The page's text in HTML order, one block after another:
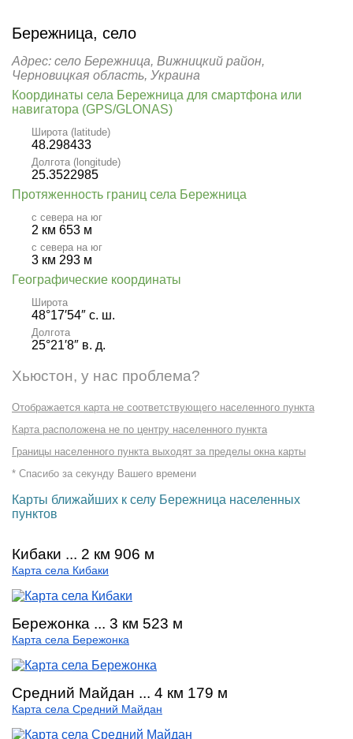
Бережница, село
Адрес: село Бережница, Вижницкий район,
Черновицкая область, Украина
Координаты села Бережница для смартфона или
навигатора (GPS/GLONAS)
Широта (latitude)
48.298433
Долгота (longitude)
25.3522985
Протяженность границ села Бережница
с севера на юг
2 км 653 м
с севера на юг
3 км 293 м
Географические координаты
Широта
48°17′54″ с. ш.
Долгота
25°21′8″ в. д.
Хьюстон, у нас проблема?
Отображается карта не соответствующего населенного пункта
Карта расположена не по центру населенного пункта
Границы населенного пункта выходят за пределы окна карты
* Спасибо за секунду Вашего времени
Карты ближайших к селу Бережница населенных
пунктов
Кибаки ... 2 км 906 м
Карта села Кибаки
Бережонка ... 3 км 523 м
Карта села Бережонка
Средний Майдан ... 4 км 179 м
Карта села Средний Майдан